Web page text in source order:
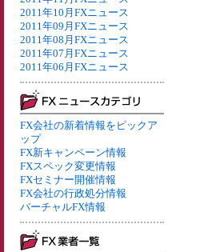
2011年10月FXニュース
2011年09月FXニュース
2011年08月FXニュース
2011年07月FXニュース
2011年06月FXニュース
FX会社の新着情報をピックア
ップ
FX新キャンペーン情報
FXスペック変更情報
FXセミナー開催情報
FX会社の行政処分情報
バーチャルFX情報